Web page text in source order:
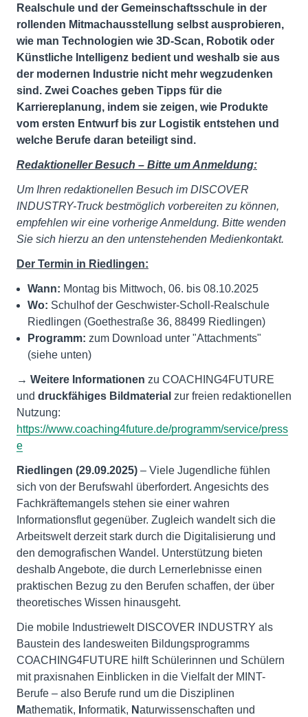
Realschule und der Gemeinschaftsschule in der
rollenden Mitmachausstellung selbst ausprobieren,
wie man Technologien wie 3D-Scan, Robotik oder
Künstliche Intelligenz bedient und weshalb sie aus
der modernen Industrie nicht mehr wegzudenken
sind. Zwei Coaches geben Tipps für die
Karriereplanung, indem sie zeigen, wie Produkte
vom ersten Entwurf bis zur Logistik entstehen und
welche Berufe daran beteiligt sind.
Redaktioneller Besuch – Bitte um Anmeldung:
Um Ihren redaktionellen Besuch im DISCOVER
INDUSTRY-Truck bestmöglich vorbereiten zu können,
empfehlen wir eine vorherige Anmeldung. Bitte wenden
Sie sich hierzu an den untenstehenden Medienkontakt.
Der Termin in Riedlingen:
Wann: Montag bis Mittwoch, 06. bis 08.10.2025
Wo: Schulhof der Geschwister-Scholl-Realschule
Riedlingen (Goethestraße 36, 88499 Riedlingen)
Programm: zum Download unter "Attachments"
(siehe unten)
→ Weitere Informationen zu COACHING4FUTURE
und druckfähiges Bildmaterial zur freien redaktionellen
Nutzung:
https://www.coaching4future.de/programm/service/press
e
Riedlingen (29.09.2025) – Viele Jugendliche fühlen
sich von der Berufswahl überfordert. Angesichts des
Fachkräftemangels stehen sie einer wahren
Informationsflut gegenüber. Zugleich wandelt sich die
Arbeitswelt derzeit stark durch die Digitalisierung und
den demografischen Wandel. Unterstützung bieten
deshalb Angebote, die durch Lernerlebnisse einen
praktischen Bezug zu den Berufen schaffen, der über
theoretisches Wissen hinausgeht.
Die mobile Industriewelt DISCOVER INDUSTRY als
Baustein des landesweiten Bildungsprogramms
COACHING4FUTURE hilft Schülerinnen und Schülern
mit praxisnahen Einblicken in die Vielfalt der MINT-
Berufe – also Berufe rund um die Disziplinen
Mathematik, nformatik, Naturwissenschaften und